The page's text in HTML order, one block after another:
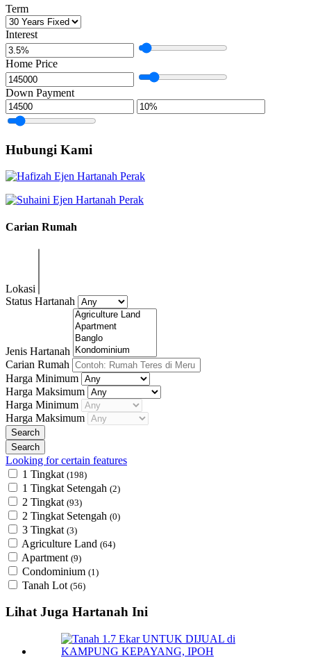
Term
Interest
Home Price
Down Payment
Hubungi Kami
Carian Rumah
Lokasi
Status Hartanah
Jenis Hartanah
Carian Rumah
Harga Minimum
Harga Maksimum
Harga Minimum
Harga Maksimum
Looking for certain features
1 Tingkat (198)
1 Tingkat Setengah (2)
2 Tingkat (93)
2 Tingkat Setengah (0)
3 Tingkat (3)
Agriculture Land (64)
Apartment (9)
Condominium (1)
Tanah Lot (56)
Lihat Juga Hartanah Ini